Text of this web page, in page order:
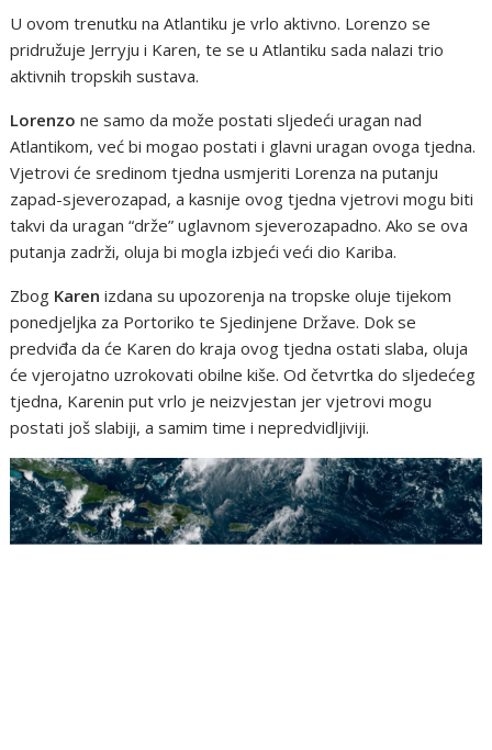
U ovom trenutku na Atlantiku je vrlo aktivno. Lorenzo se
pridružuje Jerryju i Karen, te se u Atlantiku sada nalazi trio
aktivnih tropskih sustava.
Lorenzo ne samo da može postati sljedeći uragan nad
Atlantikom, već bi mogao postati i glavni uragan ovoga tjedna.
Vjetrovi će sredinom tjedna usmjeriti Lorenza na putanju
zapad-sjeverozapad, a kasnije ovog tjedna vjetrovi mogu biti
takvi da uragan “drže” uglavnom sjeverozapadno. Ako se ova
putanja zadrži, oluja bi mogla izbjeći veći dio Kariba.
Zbog Karen izdana su upozorenja na tropske oluje tijekom
ponedjeljka za Portoriko te Sjedinjene Države. Dok se
predviđa da će Karen do kraja ovog tjedna ostati slaba, oluja
će vjerojatno uzrokovati obilne kiše. Od četvrtka do sljedećeg
tjedna, Karenin put vrlo je neizvjestan jer vjetrovi mogu
postati još slabiji, a samim time i nepredvidljiviji.